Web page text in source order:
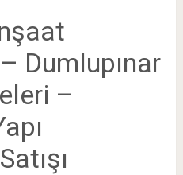
Dumlupınar
–